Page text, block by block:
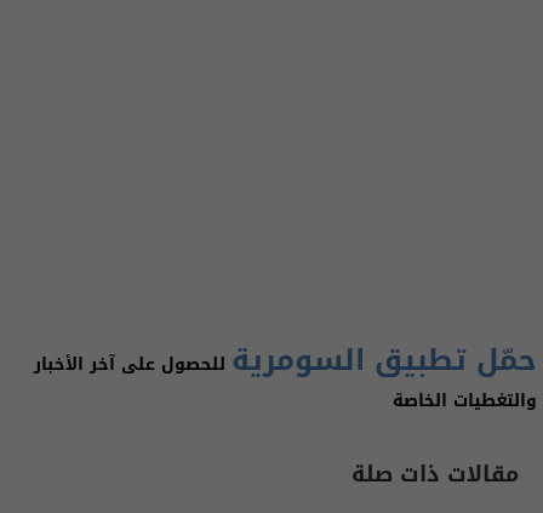
حمّل تطبيق السومرية للحصول على آخر الأخبار
والتغطيات الخاصة
مقالات ذات صلة